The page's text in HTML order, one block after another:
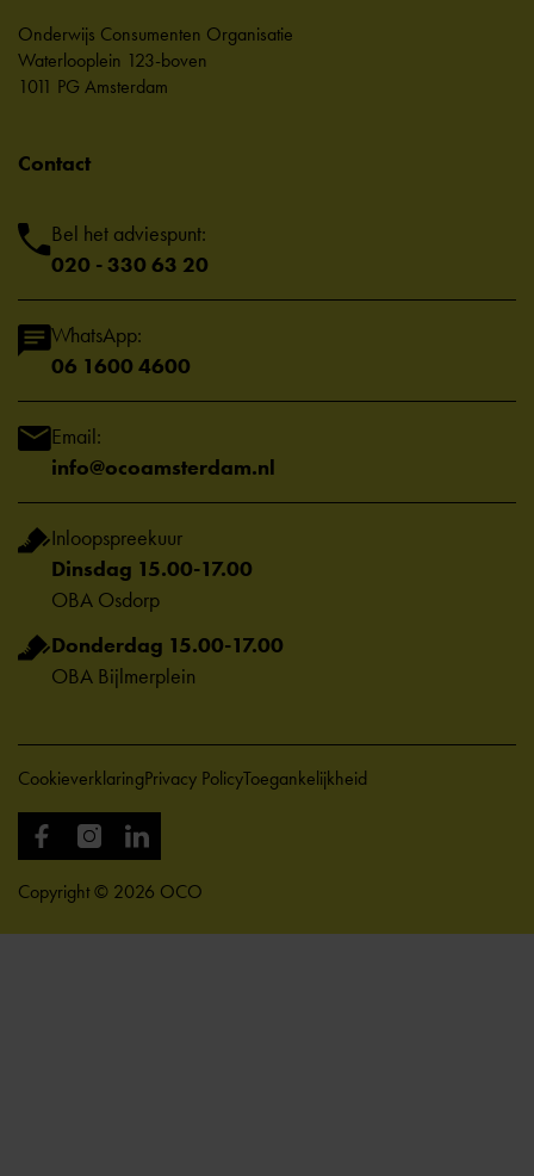
Onderwijs Consumenten Organisatie
Waterlooplein 123-boven
1011 PG Amsterdam
Contact
Bel het adviespunt:
020 - 330 63 20
WhatsApp:
06 1600 4600
Email:
info@ocoamsterdam.nl
Inloopspreekuur
Dinsdag 15.00-17.00
OBA Osdorp
Donderdag 15.00-17.00
OBA Bijlmerplein
Copyright © 2026 OCO
CookieverklaringPrivacy PolicyToegankelijkheid